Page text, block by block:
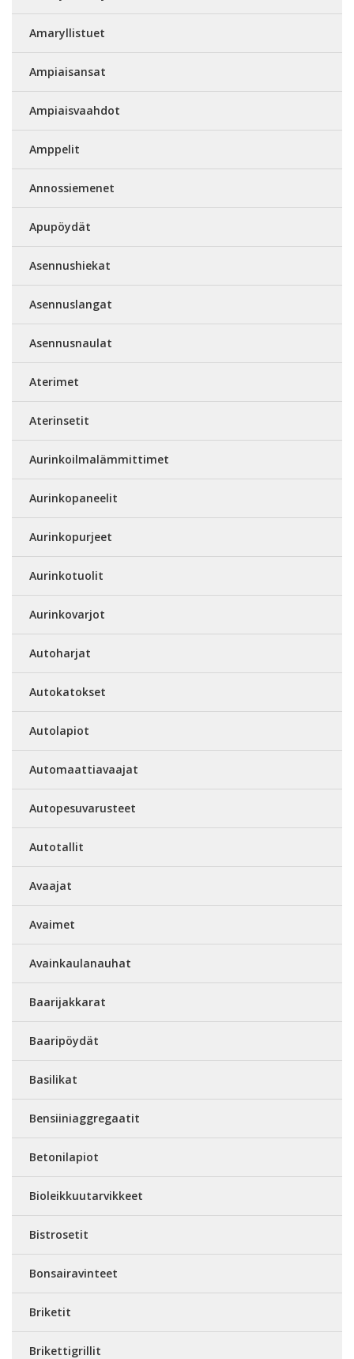
Amaryllistuet
Ampiaisansat
Ampiaisvaahdot
Amppelit
Annossiemenet
Apupöydät
Asennushiekat
Asennuslangat
Asennusnaulat
Aterimet
Aterinsetit
Aurinkoilmalämmittimet
Aurinkopaneelit
Aurinkopurjeet
Aurinkotuolit
Aurinkovarjot
Autoharjat
Autokatokset
Autolapiot
Automaattiavaajat
Autopesuvarusteet
Autotallit
Avaajat
Avaimet
Avainkaulanauhat
Baarijakkarat
Baaripöydät
Basilikat
Bensiiniaggregaatit
Betonilapiot
Bioleikkuutarvikkeet
Bistrosetit
Bonsairavinteet
Briketit
Brikettigrillit